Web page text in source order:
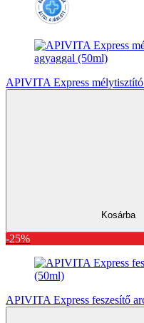
APIVITA Express
Kosárba
-25%
APIVITA Express feszesítő